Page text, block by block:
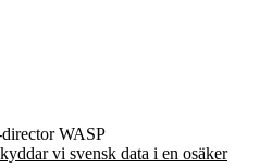
WASP
vi svensk data i en osäker